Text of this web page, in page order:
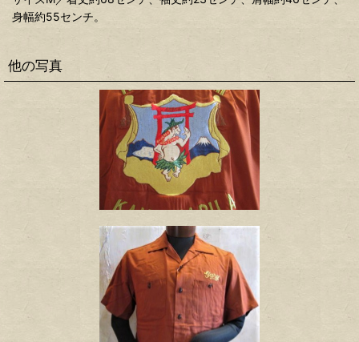
身幅約55センチ。
他の写真